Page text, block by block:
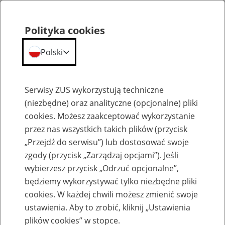
Umowa z Mongolią o zabezpieczeniu społecznym
Renta rodzinna po osobach, które
pracowały w Mongolii
Polityka cookies
Polski
Serwisy ZUS wykorzystują techniczne
(niezbędne) oraz analityczne (opcjonalne) pliki
cookies. Możesz zaakceptować wykorzystanie
przez nas wszystkich takich plików (przycisk
„Przejdź do serwisu”) lub dostosować swoje
zgody (przycisk „Zarządzaj opcjami”). Jeśli
wybierzesz przycisk „Odrzuć opcjonalne”,
będziemy wykorzystywać tylko niezbędne pliki
cookies. W każdej chwili możesz zmienić swoje
ustawienia. Aby to zrobić, kliknij „Ustawienia
plików cookies” w stopce.